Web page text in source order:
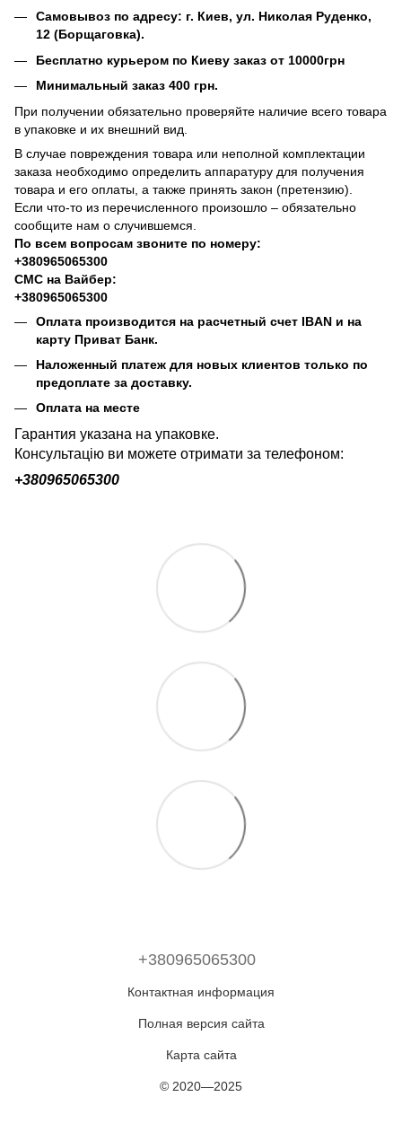
Самовывоз по адресу: г. Киев, ул. Николая Руденко,
12 (Борщаговка).
Бесплатно курьером по Киеву заказ от 10000грн
Минимальный заказ 400 грн.
При получении обязательно проверяйте наличие всего товара
в упаковке и их внешний вид.
В случае повреждения товара или неполной комплектации
заказа необходимо определить аппаратуру для получения
товара и его оплаты, а также принять закон (претензию).
Если что-то из перечисленного произошло – обязательно
сообщите нам о случившемся.
По всем вопросам звоните по номеру:
+380965065300
СМС на Вайбер:
+380965065300
Оплата производится на расчетный счет IBAN и на
карту Приват Банк.
Наложенный платеж для новых клиентов только по
предоплате за доставку.
Оплата на месте
Гарантия указана на упаковке.
Консультацію ви можете отримати за телефоном:
+380965065300
+380965065300
Контактная информация
Полная версия сайта
Карта сайта
© 2020—2025